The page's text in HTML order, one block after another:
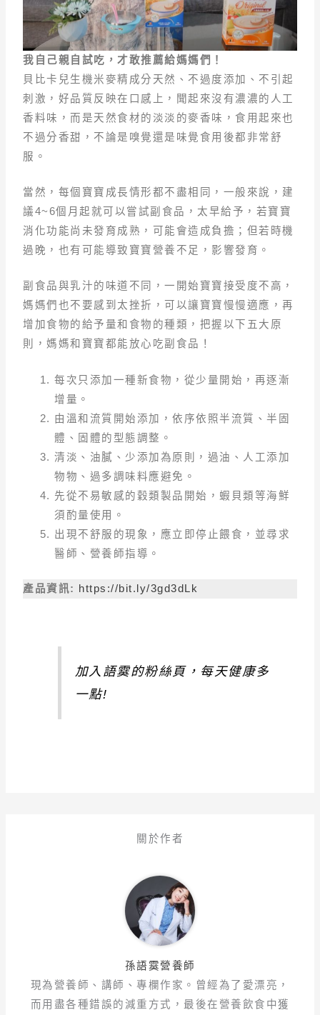
我自己親自試吃，才敢推薦給媽媽們！
貝比卡兒生機米麥精成分天然、不過度添加、不引起
刺激，好品質反映在口感上，聞起來沒有濃濃的人工
香料味，而是天然食材的淡淡的麥香味，食用起來也
不過分香甜，不論是嗅覺還是味覺食用後都非常舒
服。
當然，每個寶寶成長情形都不盡相同，一般來說，建
議4~6個月起就可以嘗試副食品，太早給予，若寶寶
消化功能尚未發育成熟，可能會造成負擔；但若時機
過晚，也有可能導致寶寶營養不足，影響發育。
副食品與乳汁的味道不同，一開始寶寶接受度不高，
媽媽們也不要感到太挫折，可以讓寶寶慢慢適應，再
增加食物的給予量和食物的種類，把握以下五大原
則，媽媽和寶寶都能放心吃副食品！
每次只添加一種新食物，從少量開始，再逐漸
增量。
由溫和流質開始添加，依序依照半流質、半固
體、固體的型態調整。
清淡、油膩、少添加為原則，過油、人工添加
物物、過多調味料應避免。
先從不易敏感的穀類製品開始，蝦貝類等海鮮
須酌量使用。
出現不舒服的現象，應立即停止餵食，並尋求
醫師、營養師指導。
產品資訊: https://bit.ly/3gd3dLk
加入語霙的粉絲頁，每天健康多
一點!
關於作者
孫語霙營養師
現為營養師、講師、專欄作家。曾經為了愛漂亮，
而用盡各種錯誤的減重方式，最後在營養飲食中獲